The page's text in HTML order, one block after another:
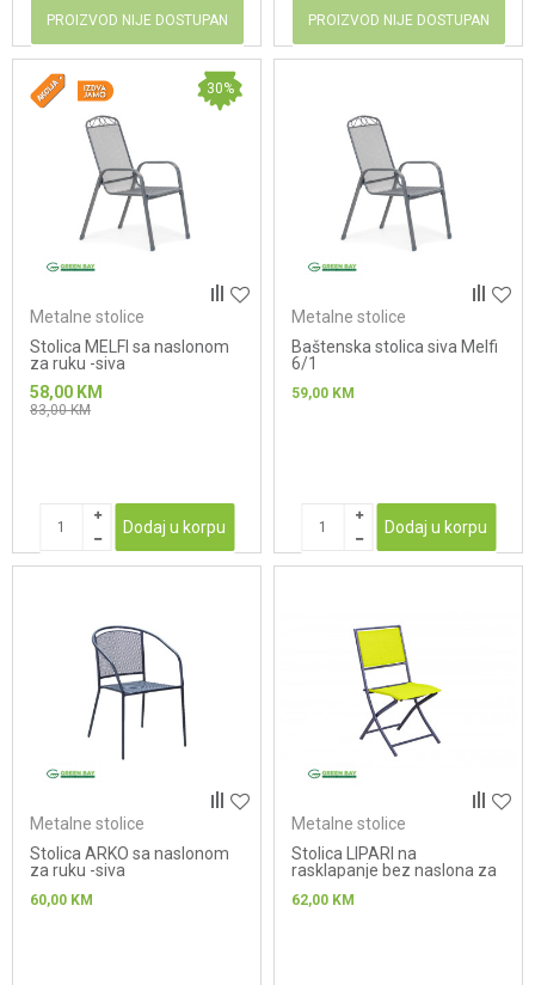
PROIZVOD NIJE DOSTUPAN PROIZVOD NIJE DOSTUPAN
30%
Metalne stolice
Stolica MELFI sa naslonom
za ruku -siva
58,00 KM
83,00KM
Dodaj u korpu
Metalne stolice
Baštenska stolica siva Melfi
6/1
59,00 KM
Dodaj u korpu
Metalne stolice
Stolica ARKO sa naslonom
za ruku -siva
60,00 KM
Metalne stolice
Stolica LIPARI na
rasklapanje bez naslona za
62,00 KM